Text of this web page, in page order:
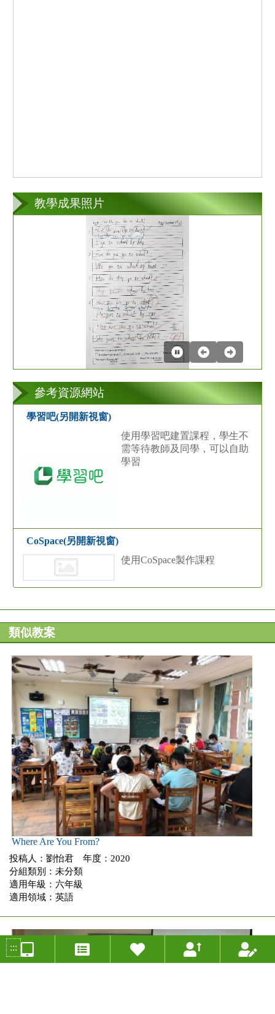
教學成果照片
第
2
張
參考資源網站
學習吧(另開新視窗)
使用學習吧建置課程，學生不
需等待教師及同學，可以自助
學習
CoSpace(另開新視窗)
使用CoSpace製作課程
類似教案
Where Are You From?
投稿人：劉怡君 年度：2020
分組類別：未分類
適用年級：六年級
適用領域：英語
:::